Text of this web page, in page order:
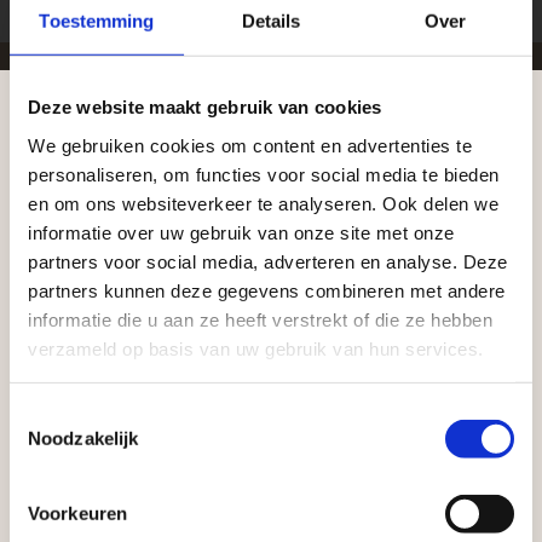
Toestemming Details Over
Deze website maakt gebruik van cookies
We gebruiken cookies om content en advertenties te
personaliseren, om functies voor social media te bieden
en om ons websiteverkeer te analyseren. Ook delen we
informatie over uw gebruik van onze site met onze
partners voor social media, adverteren en analyse. Deze
partners kunnen deze gegevens combineren met andere
informatie die u aan ze heeft verstrekt of die ze hebben
verzameld op basis van uw gebruik van hun services.
Noodzakelijk
Voorkeuren
Zakelijke klant worden
Vego Tuinmaterialen is de meest geschikte partner
voor zakelijke klanten op zoek naar tuin- en
infraproducten. Als professionele leverancier van
tuinmaterialen bieden wij een breed assortiment
aan producten van topkwaliteit. Lees meer over de
zakelijke mogelijkheden.
Aangepaste openingstijden tijdens de
vakantieperiode
Waardenburg en Vego Dordrecht hanteren tijdens
de vakantieperiode aangepaste openingstijden op
zaterdag. Bekijk de vestigingspagina voor de
actuele openingstijden.
maanden dicht is voor al het wegverkeer, is het fijn